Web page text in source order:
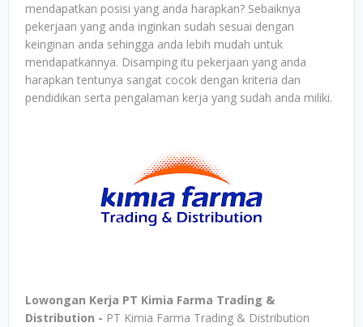
mendapatkan posisi yang anda harapkan? Sebaiknya
pekerjaan yang anda inginkan sudah sesuai dengan
keinginan anda sehingga anda lebih mudah untuk
mendapatkannya. Disamping itu pekerjaan yang anda
harapkan tentunya sangat cocok dengan kriteria dan
pendidikan serta pengalaman kerja yang sudah anda miliki.
Lowongan Kerja PT Kimia Farma Trading &
Distribution - PT Kimia Farma Trading & Distribution